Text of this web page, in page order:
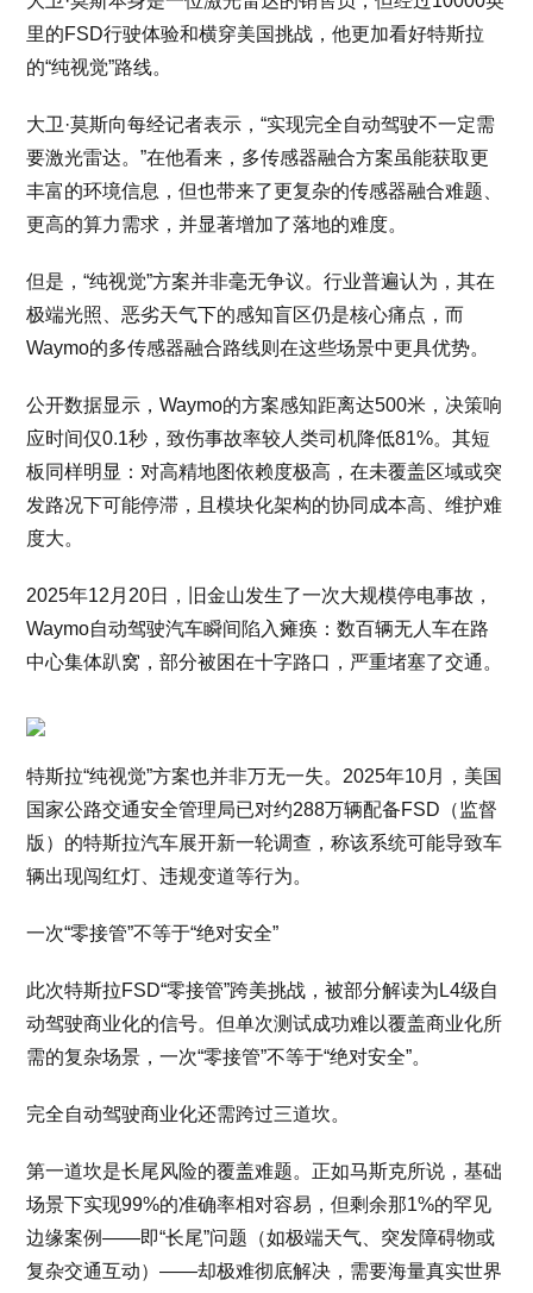
里的FSD行驶体验和横穿美国挑战，他更加看好特斯拉
的“纯视觉”路线。
大卫·莫斯向每经记者表示，“实现完全自动驾驶不一定需
要激光雷达。”在他看来，多传感器融合方案虽能获取更
丰富的环境信息，但也带来了更复杂的传感器融合难题、
更高的算力需求，并显著增加了落地的难度。
但是，“纯视觉”方案并非毫无争议。行业普遍认为，其在
极端光照、恶劣天气下的感知盲区仍是核心痛点，而
Waymo的多传感器融合路线则在这些场景中更具优势。
公开数据显示，Waymo的方案感知距离达500米，决策响
应时间仅0.1秒，致伤事故率较人类司机降低81%。其短
板同样明显：对高精地图依赖度极高，在未覆盖区域或突
发路况下可能停滞，且模块化架构的协同成本高、维护难
度大。
2025年12月20日，旧金山发生了一次大规模停电事故，
Waymo自动驾驶汽车瞬间陷入瘫痪：数百辆无人车在路
中心集体趴窝，部分被困在十字路口，严重堵塞了交通。
特斯拉“纯视觉”方案也并非万无一失。2025年10月，美国
国家公路交通安全管理局已对约288万辆配备FSD（监督
版）的特斯拉汽车展开新一轮调查，称该系统可能导致车
辆出现闯红灯、违规变道等行为。
一次“零接管”不等于“绝对安全”
此次特斯拉FSD“零接管”跨美挑战，被部分解读为L4级自
动驾驶商业化的信号。但单次测试成功难以覆盖商业化所
需的复杂场景，一次“零接管”不等于“绝对安全”。
完全自动驾驶商业化还需跨过三道坎。
第一道坎是长尾风险的覆盖难题。正如马斯克所说，基础
场景下实现99%的准确率相对容易，但剩余那1%的罕见
边缘案例——即“长尾”问题（如极端天气、突发障碍物或
复杂交通互动）——却极难彻底解决，需要海量真实世界